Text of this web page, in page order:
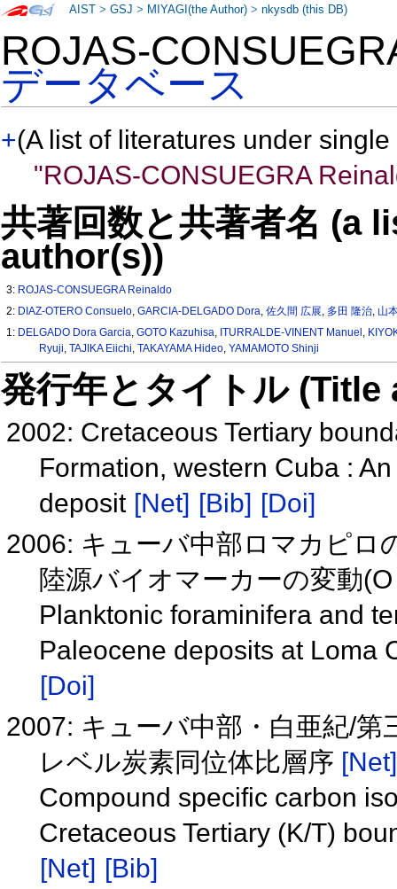
ROJAS-
データベース
+(A list of literatures under
"ROJAS-CONSUEGRA
共著回数と共著者名 (a
author(s))
3: ROJAS-CONSUEGRA Reinaldo
2: DIAZ-OTERO Consuelo,GARCIA-DELGADO Dora,佐久間 広展, 多田 隆治, 山
1: DELGADO Dora Garcia,GOTO Kazuhisa, ITURRALDE-VINENT Manuel ,
Ryuji, TAJIKA Eiichi, TAKAYAMA Hideo, YAMAMOTO Shinji
発行年とタイトル
2002: Cretaceous Tertiary
Formation, western Cuba :
deposit [Net] [Bib] [Doi]
2006: キューバ中部ロマカピロ
陸源バイオマーカーの変動
Planktonic foraminifera and
Paleocene deposits at Loma
[Doi]
2007: キューバ中部・白亜紀/
レベル炭素同位体比層序 [Net]
Compound specific carbon
Cretaceous Tertiary (K/T)
[Net] [Bib]
AIST >GSJ > MIYAGI(the Author) >nkysdb (this DB)